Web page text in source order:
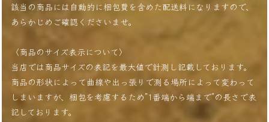
該当の商品には自動的に梱包費を含めた配送料になりますので、
あらかじめご確認くださいませ。
〈商品のサイズ表示について〉
当店では商品サイズの表記を最大値で計測し記載しております。
商品の形状によって曲線や出っ張りで測る場所によって変わって
しまいますが、梱包を考慮するため”1番端から端まで”の長さで表
記しております。